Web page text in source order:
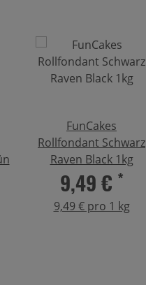
FunCakes
Rollfondant Schwarz
Raven Black 1kg
9,49 € *
9,49 € pro 1 kg